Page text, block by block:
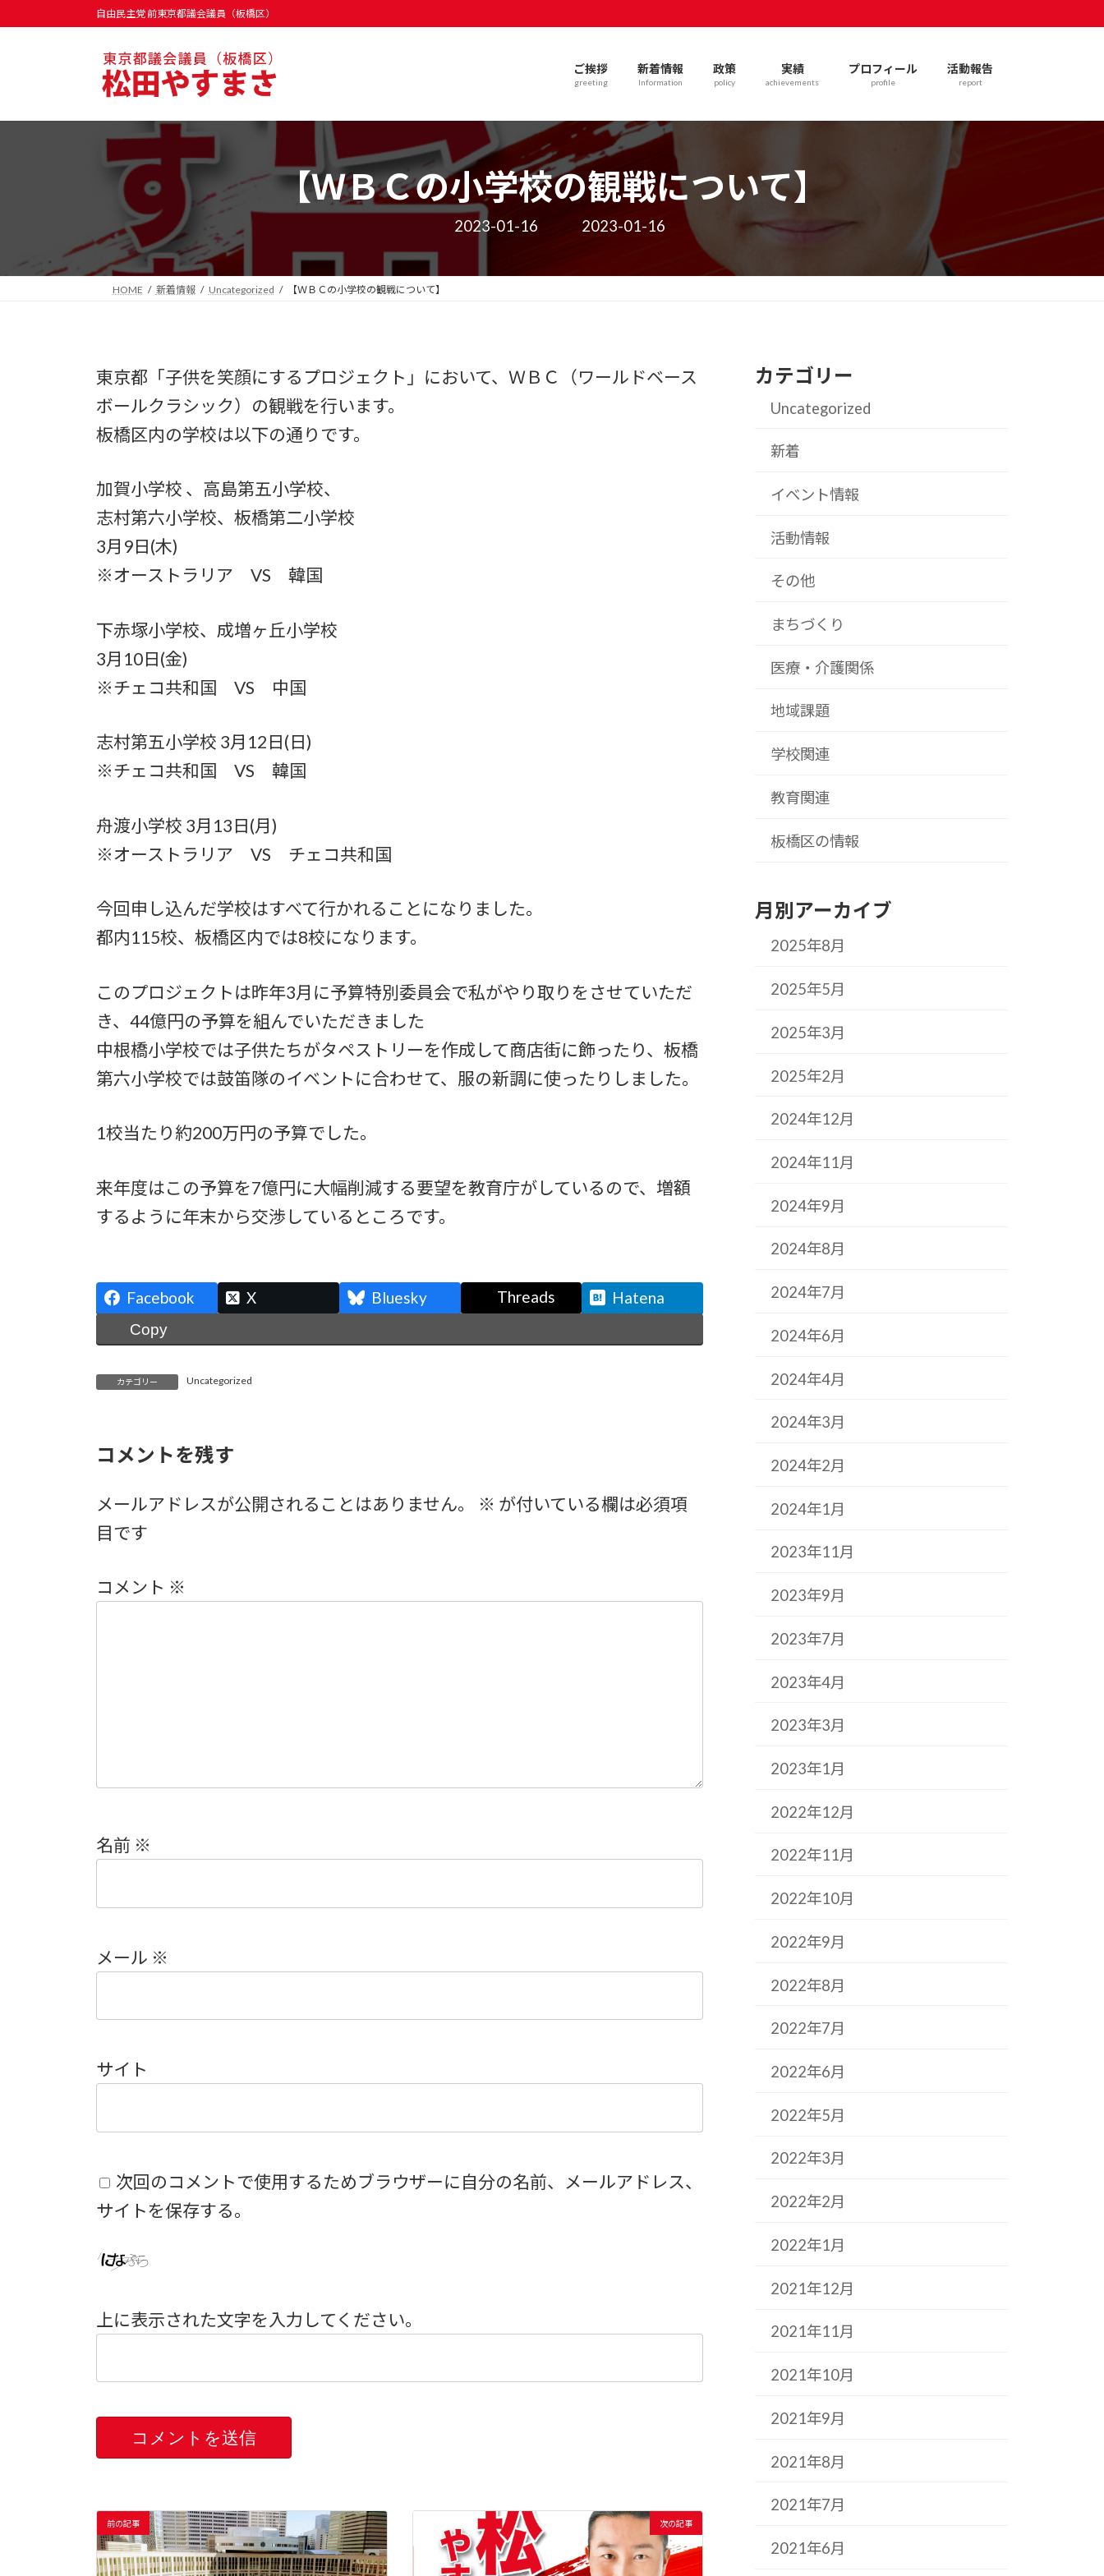
自由民主党 前東京都議会議員（板橋区）
ご挨拶
greeting
新着情報
Information
政策
policy
実績
achievements
プロフィール
profile
活動報告
report
【ＷＢＣの小学校の観戦について】
2023-01-16
最
新
2023-01-16
HOME 新着情報 Uncategorized 【ＷＢＣの小学校の観戦について】
東京都「子供を笑顔にするプロジェクト」において、ＷＢＣ（ワールドベース
ボールクラシック）の観戦を行います。
板橋区内の学校は以下の通りです。
加賀小学校 、高島第五小学校、
志村第六小学校、板橋第二小学校
3月9日(木)
※オーストラリア VS 韓国
下赤塚小学校、成増ヶ丘小学校
3月10日(金)
※チェコ共和国 VS 中国
志村第五小学校 3月12日(日)
※チェコ共和国 VS 韓国
舟渡小学校 3月13日(月)
※オーストラリア VS チェコ共和国
今回申し込んだ学校はすべて行かれることになりました。
都内115校、板橋区内では8校になります。
このプロジェクトは昨年3月に予算特別委員会で私がやり取りをさせていただ
き、44億円の予算を組んでいただきました
中根橋小学校では子供たちがタペストリーを作成して商店街に飾ったり、板橋
第六小学校では鼓笛隊のイベントに合わせて、服の新調に使ったりしました。
1校当たり約200万円の予算でした。
来年度はこの予算を7億円に大幅削減する要望を教育庁がしているので、増額
するように年末から交渉しているところです。
Facebook X Bluesky Threads Hatena
Copy
カテゴリー Uncategorized
コメントを残す
メールアドレスが公開されることはありません。 ※ が付いている欄は必須項
目です
コメント ※
名前 ※
メール ※
サイト
次回のコメントで使用するためブラウザーに自分の名前、メールアドレス、
サイトを保存する。
上に表示された文字を入力してください。
前の記事 次の記事
カテゴリー
Uncategorized
新着
イベント情報
活動情報
その他
まちづくり
医療・介護関係
地域課題
学校関連
教育関連
板橋区の情報
月別アーカイブ
2025年8月
2025年5月
2025年3月
2025年2月
2024年12月
2024年11月
2024年9月
2024年8月
2024年7月
2024年6月
2024年4月
2024年3月
2024年2月
2024年1月
2023年11月
2023年9月
2023年7月
2023年4月
2023年3月
2023年1月
2022年12月
2022年11月
2022年10月
2022年9月
2022年8月
2022年7月
2022年6月
2022年5月
2022年3月
2022年2月
2022年1月
2021年12月
2021年11月
2021年10月
2021年9月
2021年8月
2021年7月
2021年6月